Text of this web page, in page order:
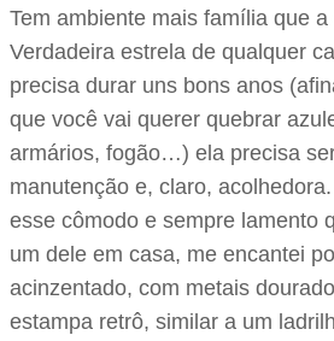
Tem ambiente mais família que
Verdadeira estrela de qualquer
precisa durar uns bons anos
que você vai querer quebrar
armários, fogão…) ela precisa
manutenção e, claro,
esse cômodo e sempre lamento
um dele em casa, me encantei
acinzentado, com metais
estampa retrô, similar a um